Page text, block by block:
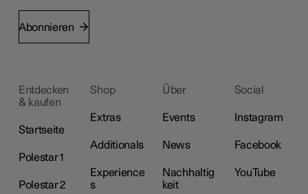
Abonnieren
Entdecken
& kaufen
Startseite
Polestar 1
Polestar 2
Shop
Extras
Additionals
Experience
s
Über
Events
News
Nachhaltig
keit
Social
Instagram
Facebook
YouTube